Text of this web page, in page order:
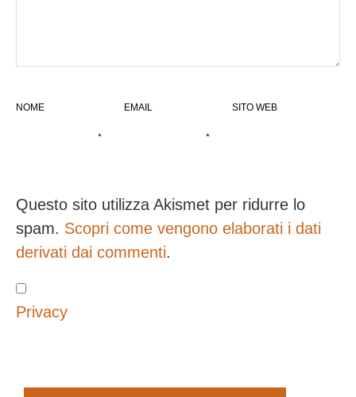
NOME
*
EMAIL
*
SITO WEB
Questo sito utilizza Akismet per ridurre lo
spam. Scopri come vengono elaborati i dati
derivati dai commenti.
Privacy